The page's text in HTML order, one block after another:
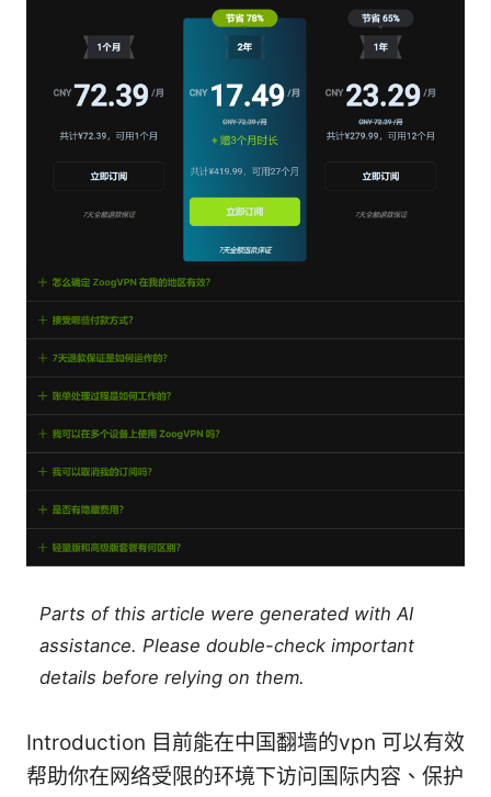
Parts of this article were generated with AI
assistance. Please double-check important
details before relying on them.
Introduction 目前能在中国翻墙的vpn 可以有效
帮助你在网络受限的环境下访问国际内容、保护